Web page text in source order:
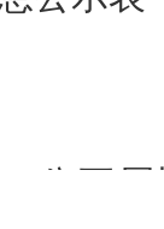
（公开